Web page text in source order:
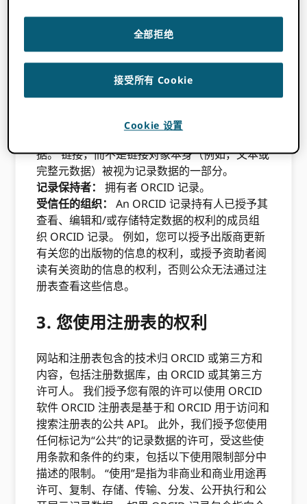
受信任的个人：记录持有人授权管理某项业务的
人 ORCID 代表他或她记录，包括设置隐私设
置、命名受信任组织以及编辑和存储数据。 受信
单个数据元素 ORCID 记录，包括
据。 链接，而不是链接对象本身（例如，文本或
完整元数据）被视为记录数据的一部分。
记录保持者：
拥有者 ORCID 记录。
受信任的组织：
An ORCID 记录持有人已授予其
查看、编辑和/或存储特定数据的权利的成员组
织 ORCID 记录。 例如，您可以授予出版商更新
有关您的出版物的信息的权利，或授予资助者阅
读有关资助的信息的权利，否则公众无法通过注
册表查看这些信息。
3. 您使用注册表的权利
网站和注册表包含的技术归 ORCID 或第三方和
内容，包括注册数据库，由 ORCID 或其第三方
许可人。 我们授予您有限的许可以使用 ORCID
软件 ORCID 注册表是基于和 ORCID 用于访问和
搜索注册表的公共 API。 此外，我们授予您使用
任何标记为“公共”的记录数据的许可，受这些使
用条款和条件的约束，包括以下使用限制部分中
描述的限制。 “使用”是指为非商业和商业用途再
许可、复制、存储、传输、分发、公开执行和公
全部拒绝
接受所有 Cookie
Cookie 设置